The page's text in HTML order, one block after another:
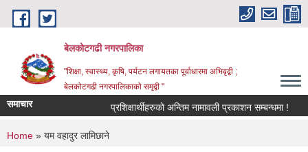
Skip to main content
बेलकोटगढी नगरपालिका
"शिक्षा, स्वास्थ्य, कृषि, पर्यटन लगायतका पूर्वाधारमा अभिवृद्वी ;
बेलकोटगढी नगरपालिकाको समृद्वी "
समाचार प्रशिक्षार्थीहरुको अन्तिम नामावली प्रकाशन सम्बन्धमा !
You are here
Home » यम वहादुर लामिछाने